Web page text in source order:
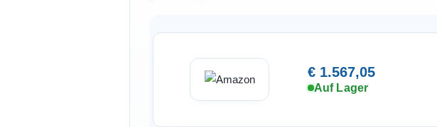
€ 1.567,05
Auf Lager